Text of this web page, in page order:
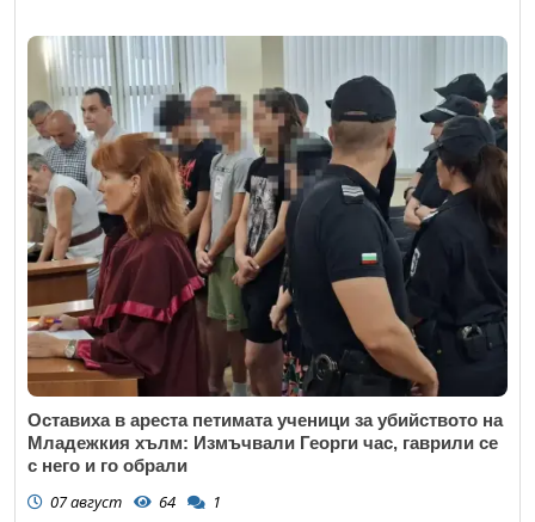
Оставиха в ареста петимата ученици за убийството на
Младежкия хълм: Измъчвали Георги час, гаврили се
с него и го обрали
07 август 64 1